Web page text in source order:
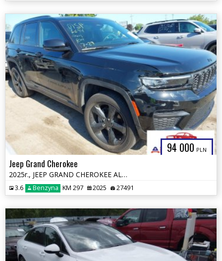
94 000 PLN
Jeep Grand Cherokee
2025r., JEEP GRAND CHEROKEE ALTITUDE X 4X4, 3.6L, od ubezpieczalni
3.6 Benzyna KM 297 2025 27491